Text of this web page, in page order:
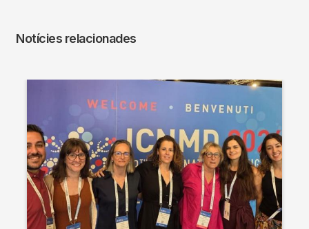
Notícies relacionades